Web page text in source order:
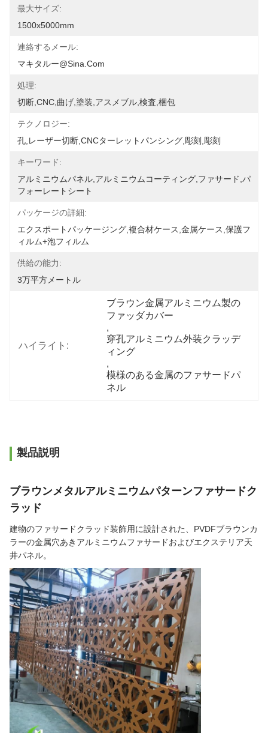
最大サイズ:
1500x5000mm
連絡するメール:
マキタルー@sina.com
処理:
切断,CNC,曲げ,塗装,アスメブル,検査,梱包
テクノロジー:
孔,レーザー切断,CNCターレットパンシング,彫刻,彫刻
キーワード:
アルミニウムパネル,アルミニウムコーティング,ファサード,パ
フォーレートシート
パッケージの詳細:
エクスポートパッケージング,複合材ケース,金属ケース,保護フ
ィルム+泡フィルム
供給の能力:
3万平方メートル
ハイライト:
ブラウン金属アルミニウム製の
ファッダカバー
,
穿孔アルミニウム外装クラッデ
ィング
,
模様のある金属のファサードパ
ネル
製品説明
ブラウンメタルアルミニウムパターンファサードク
ラッド
建物のファサードクラッド装飾用に設計された、PVDFブラウンカ
ラーの金属穴あきアルミニウムファサードおよびエクステリア天
井パネル。